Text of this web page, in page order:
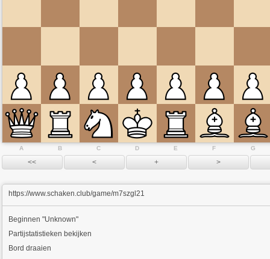
A B C D E F G
https://www.schaken.club/game/m7szgl21
Beginnen "Unknown"
Partijstatistieken bekijken
Bord draaien